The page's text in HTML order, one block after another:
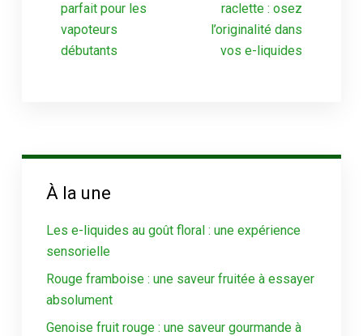
parfait pour les
vapoteurs
débutants
raclette : osez
l’originalité dans
vos e-liquides
À la une
Les e-liquides au goût floral : une expérience
sensorielle
Rouge framboise : une saveur fruitée à essayer
absolument
Genoise fruit rouge : une saveur gourmande à